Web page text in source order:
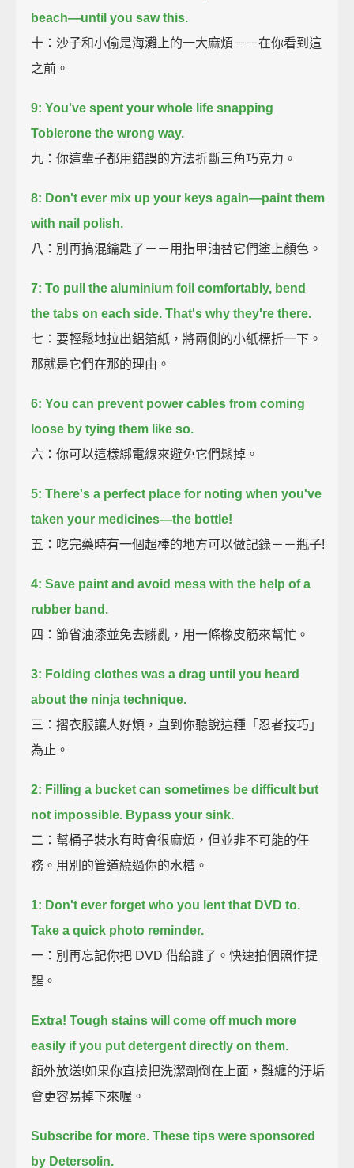
beach—until you saw this.
十：沙子和小偷是海灘上的一大麻煩－－在你看到這
之前。
9: You've spent your whole life snapping
Toblerone the wrong way.
九：你這輩子都用錯誤的方法折斷三角巧克力。
8: Don't ever mix up your keys again—paint them
with nail polish.
八：別再搞混鑰匙了－－用指甲油替它們塗上顏色。
7: To pull the aluminium foil comfortably, bend
the tabs on each side. That's why they're there.
七：要輕鬆地拉出鋁箔紙，將兩側的小紙標折一下。
那就是它們在那的理由。
6: You can prevent power cables from coming
loose by tying them like so.
六：你可以這樣綁電線來避免它們鬆掉。
5: There's a perfect place for noting when you've
taken your medicines—the bottle!
五：吃完藥時有一個超棒的地方可以做記錄－－瓶子!
4: Save paint and avoid mess with the help of a
rubber band.
四：節省油漆並免去髒亂，用一條橡皮筋來幫忙。
3: Folding clothes was a drag until you heard
about the ninja technique.
三：摺衣服讓人好煩，直到你聽說這種「忍者技巧」
為止。
2: Filling a bucket can sometimes be difficult but
not impossible. Bypass your sink.
二：幫桶子裝水有時會很麻煩，但並非不可能的任
務。用別的管道繞過你的水槽。
1: Don't ever forget who you lent that DVD to.
Take a quick photo reminder.
一：別再忘記你把 DVD 借給誰了。快速拍個照作提
醒。
Extra! Tough stains will come off much more
easily if you put detergent directly on them.
額外放送!如果你直接把洗潔劑倒在上面，難纏的汙垢
會更容易掉下來喔。
Subscribe for more. These tips were sponsored
by Detersolin.